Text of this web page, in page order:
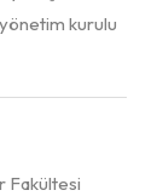
kurulu
Fakültesi